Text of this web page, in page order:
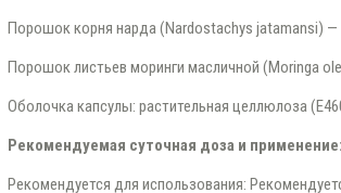
Порошок корня нарда (Nardostachys jatamansi) —
Порошок листьев моринги масличной (Moringa
Оболочка капсулы: растительная целлюлоза
Рекомендуемая суточная доза и применение:
Рекомендуется для использования: